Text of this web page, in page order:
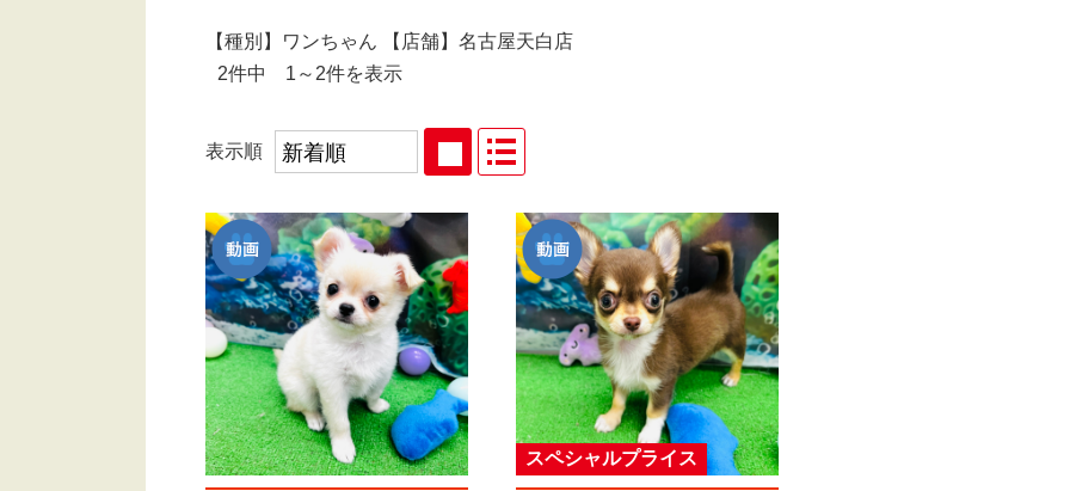
【種別】ワンちゃん 【店舗】名古屋天白店
2件中 1～2件を表示
表示順
スペシャルプライス